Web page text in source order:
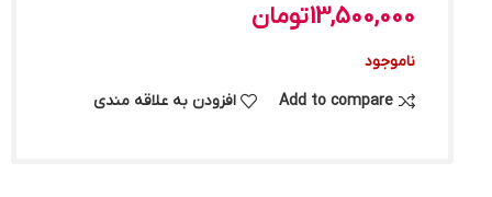
13,500,000تومان
ناموجود
Add to compare
افزودن به علاقه مندی